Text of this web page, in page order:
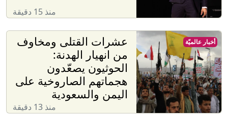
منذ 15 دقيقة
عشرات القتلى ومخاوف
من انهيار الهدنة:
الحوثيون يصعّدون
هجماتهم الصاروخية على
اليمن والسعودية
منذ 13 دقيقة
أخبار عالميّة